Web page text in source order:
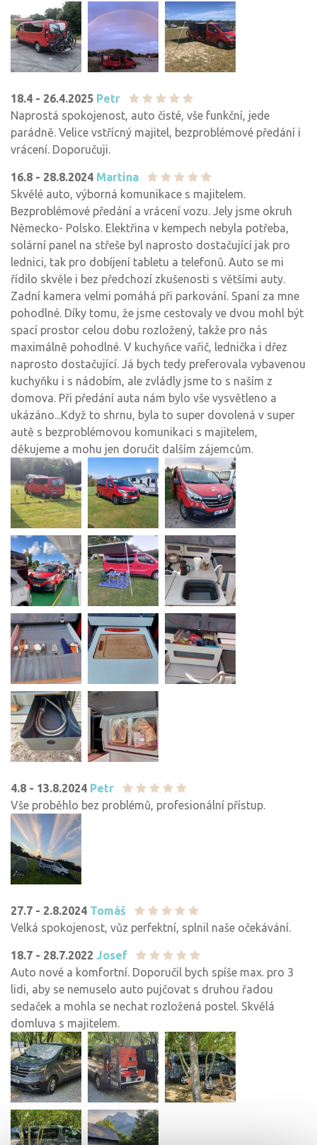
18.4 - 26.4.2025 Petr
Naprostá spokojenost, auto čisté, vše funkční, jede
parádně. Velice vstřícný majitel, bezproblémové předání i
vrácení. Doporučuji.
16.8 - 28.8.2024 Martina
Skvělé auto, výborná komunikace s majitelem.
Bezproblémové předání a vrácení vozu. Jely jsme okruh
Německo- Polsko. Elektřina v kempech nebyla potřeba,
solární panel na střeše byl naprosto dostačující jak pro
lednici, tak pro dobíjení tabletu a telefonů. Auto se mi
řídilo skvěle i bez předchozí zkušenosti s většími auty.
Zadní kamera velmi pomáhá při parkování. Spaní za mne
pohodlné. Díky tomu, že jsme cestovaly ve dvou mohl být
spací prostor celou dobu rozložený, takže pro nás
maximálně pohodlné. V kuchyňce vařič, lednička i dřez
naprosto dostačující. Já bych tedy preferovala vybavenou
kuchyňku i s nádobím, ale zvládly jsme to s naším z
domova. Při předání auta nám bylo vše vysvětleno a
ukázáno...Když to shrnu, byla to super dovolená v super
autě s bezproblémovou komunikaci s majitelem,
děkujeme a mohu jen doručit dalším zájemcům.
4.8 - 13.8.2024 Petr
Vše proběhlo bez problémů, profesionální přístup.
27.7 - 2.8.2024 Tomáš
Velká spokojenost, vůz perfektní, splnil naše očekávání.
18.7 - 28.7.2022 Josef
Auto nové a komfortní. Doporučil bych spíše max. pro 3
lidi, aby se nemuselo auto pujčovat s druhou řadou
sedaček a mohla se nechat rozložená postel. Skvělá
domluva s majitelem.